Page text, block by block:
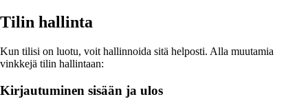
Tilin hallinta
Kun tilisi on luotu, voit hallinnoida sitä helposti. Alla muutamia
vinkkejä tilin hallintaan:
Kirjautuminen sisään ja ulos